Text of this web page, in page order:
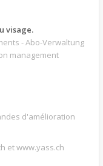
visage.
- Abo-Verwaltung
management
d'amélioration
et www.yass.ch